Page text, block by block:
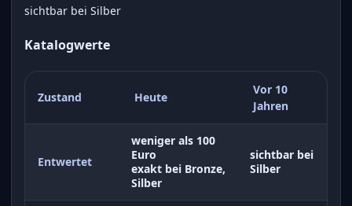
sichtbar bei Silber
Katalogwerte
Zustand Heute
Vor 10
Jahren
Entwertet
weniger als 100
Euro
exakt bei Bronze,
Silber
sichtbar bei
Silber